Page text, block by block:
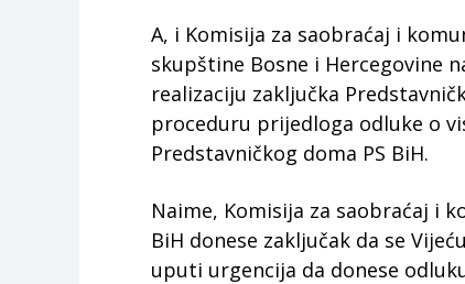
A, i Komisija za saobraćaj i
skupštine Bosne i Hercegovine
realizaciju zaključka
proceduru prijedloga odluke o
Predstavničkog doma PS BiH.
Naime, Komisija za saobraćaj i
BiH donese zaključak da se
uputi urgencija da donese